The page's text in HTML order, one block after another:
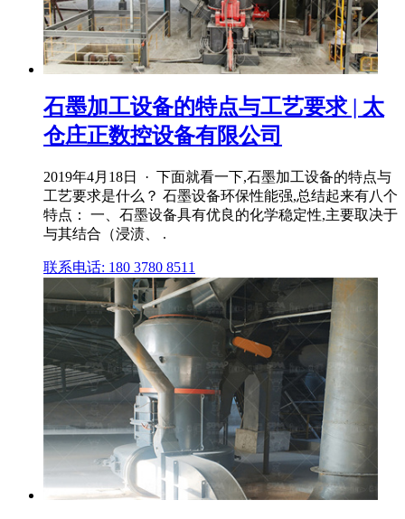
石墨加工设备的特点与工艺要求 | 太
仓庄正数控设备有限公司
2019年4月18日 · 下面就看一下,石墨加工设备的特点与
工艺要求是什么？ 石墨设备环保性能强,总结起来有八个
特点： 一、石墨设备具有优良的化学稳定性,主要取决于
与其结合（浸渍、 .
联系电话: 180 3780 8511